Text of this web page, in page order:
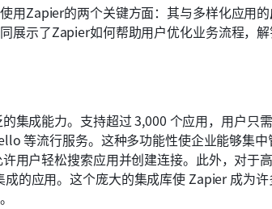
用Zapier的两个关键方面：其与多样化应用的
展示了Zapier如何帮助用户优化业务流程，解
集成能力。支持超过 3,000 个应用，用户只
等流行服务。这种多功能性使企业能够集
用户轻松搜索应用并创建连接。此外，对于
的应用。这个庞大的集成库使 Zapier 成为